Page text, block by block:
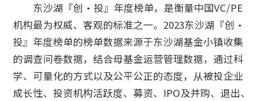
东沙湖『创•投』年度榜单，是衡量中国VC/PE
机构最为权威、客观的标准之一。2023东沙湖『创•
投』年度榜单的榜单数据来源于东沙湖基金小镇收集
的调查问卷数据，结合母基金运营管理数据，通过科
学、可量化的方式以及公平公正的态度，从被投企业
成长性、投资机构活跃度、募资、IPO及并购、退出、